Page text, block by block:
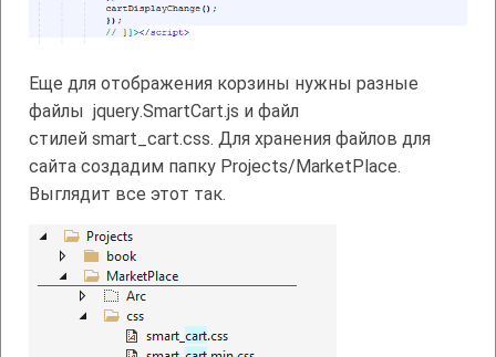
Еще для отображения корзины нужны разные
файлы jquery.SmartCart.js и файл
стилей smart cart.css. Для хранения файлов для
сайта создадим папку Projects/MarketPlace.
Выглядит все этот так.